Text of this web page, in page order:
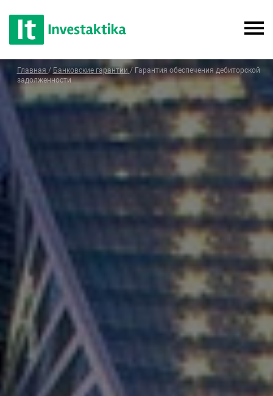
Главная / Банковские гарантии / Гарантия обеспечения дебиторской
задолженности